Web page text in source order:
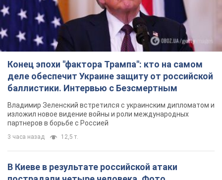
Конец эпохи "фактора Трампа": кто на самом
деле обеспечит Украине защиту от российской
баллистики. Интервью с Безсмертным
Владимир Зеленский встретился с украинским дипломатом и
изложил новое видение войны и роли международных
партнеров в борьбе с Россией
3 часа назад 12,5 т.
В Киеве в результате российской атаки